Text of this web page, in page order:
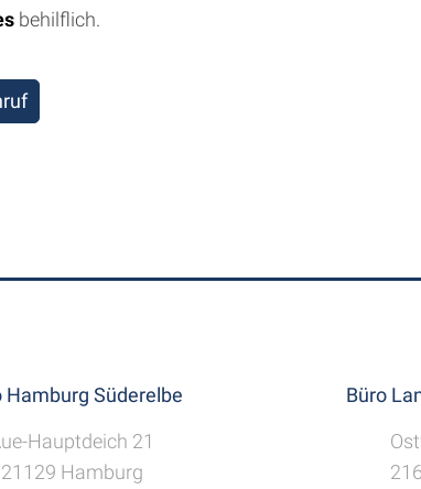
behilflich.
Hamburg Süderelbe
Hauptdeich 21
21129 Hamburg
Büro